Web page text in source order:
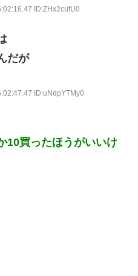
ID:ZHx2cufU0
だが
ID:uNdpYTMy0
10買ったほうがいいけ